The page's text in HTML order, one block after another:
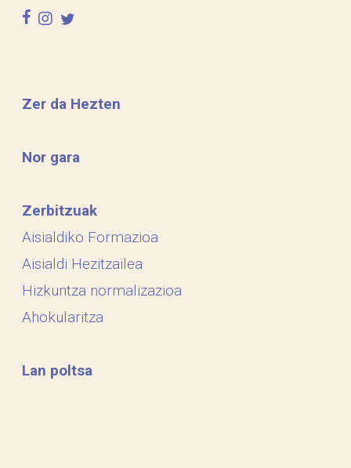
facebook
instagram
twitter
Zer da Hezten
Nor gara
Zerbitzuak
Aisialdiko Formazioa
Aisialdi Hezitzailea
Hizkuntza normalizazioa
Ahokularitza
Lan poltsa